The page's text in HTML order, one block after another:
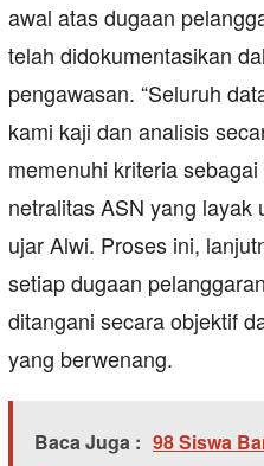
awal atas dugaan
telah didokumentasikan
pengawasan. “Seluruh
kami kaji dan analisis
memenuhi kriteria
netralitas ASN yang layak
ujar Alwi. Proses ini,
setiap dugaan
ditangani secara objektif
yang berwenang.
Baca Juga : 98 Siswa